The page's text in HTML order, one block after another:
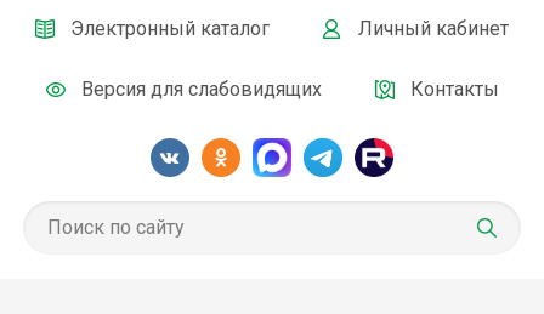
Электронный каталог Личный кабинет
Версия для слабовидящих Контакты